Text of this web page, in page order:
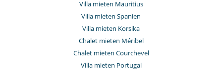
Villa mieten Mauritius
Villa mieten Spanien
Villa mieten Korsika
Chalet mieten Méribel
Chalet mieten Courchevel
Villa mieten Portugal